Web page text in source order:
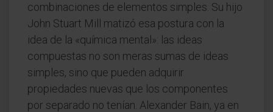
combinaciones de elementos simples. Su hijo
John Stuart Mill matizó esa postura con la
idea de la «química mental»: las ideas
compuestas no son meras sumas de ideas
simples, sino que pueden adquirir
propiedades nuevas que los componentes
por separado no tenían. Alexander Bain, ya en